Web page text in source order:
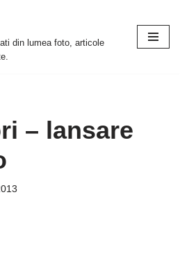
din lumea foto, articole
– lansare